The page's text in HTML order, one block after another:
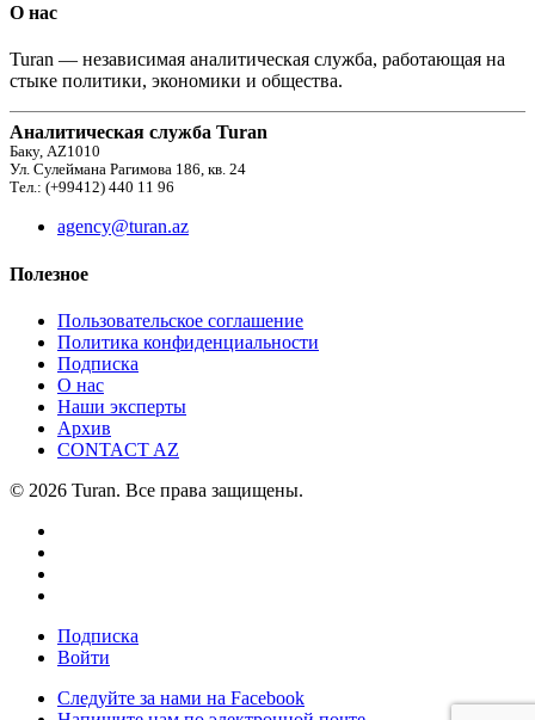
О нас
Turan — независимая аналитическая служба, работающая на
стыке политики, экономики и общества.
Аналитическая служба Turan
Баку, AZ1010
Ул. Сулеймана Рагимова 186, кв. 24
Тел.: (+99412) 440 11 96
agency@turan.az
Полезное
Пользовательское соглашение
Политика конфиденциальности
Подписка
О нас
Наши эксперты
Архив
CONTACT AZ
© 2026 Turan. Все права защищены.
Подписка
Войти
Следуйте за нами на Facebook